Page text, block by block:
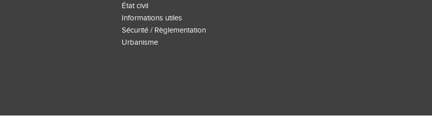
État civil
Informations utiles
Sécurité / Règlementation
Urbanisme